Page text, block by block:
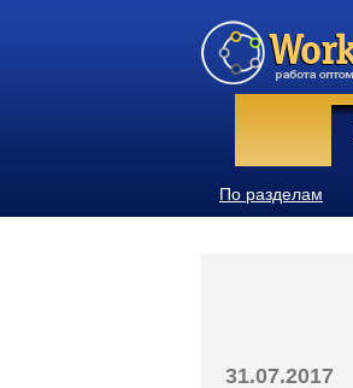
По разделам
31.07.2017